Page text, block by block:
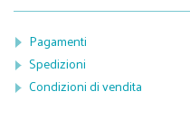
Pagamenti
Spedizioni
Condizioni di vendita